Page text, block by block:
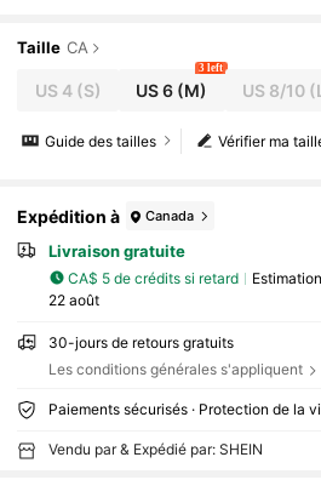
Taille CA
US 4(S) US 6 (M)
3 left
US 8/10
Vérifier ma
Guide des tailles
Expédition à Canada
Livraison gratuite
CA$ 5 de crédits si retard
22 août
30-jours de retours gratuits
Les conditions générales s'appliquent
Paiements sécurisés · Protection de la
Vendu par & Expédié par: SHEIN